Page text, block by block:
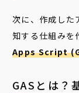
次に、作成した
知する仕組み
Apps Script
GASとは？